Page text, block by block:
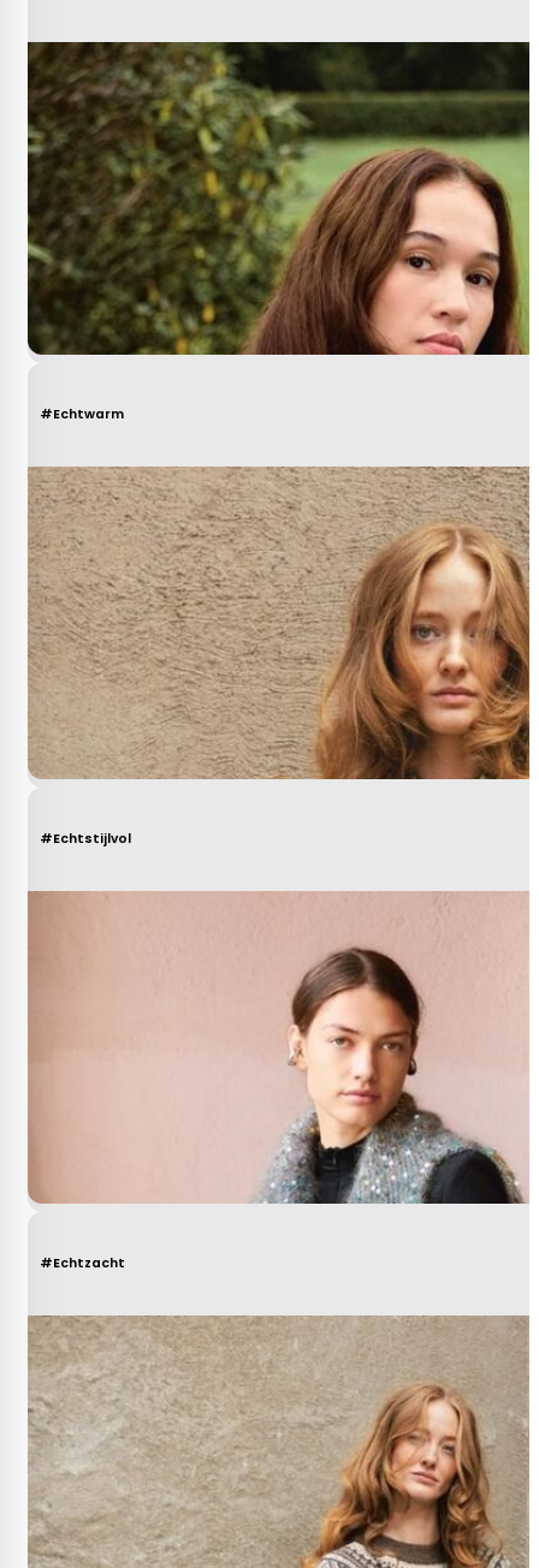
#Echtwarm
#Echtstijlvol
#Echtzacht